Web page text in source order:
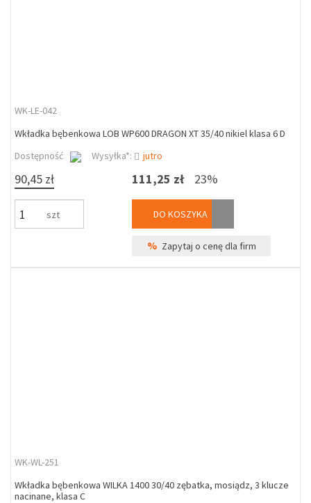
WK-LE-042
Wkładka bębenkowa LOB WP600 DRAGON XT 35/40 nikiel klasa 6 D
Dostępność
Wysyłka*: jutro
90,45 zł
szt
111,25 zł 23%
DO KOSZYKA
% Zapytaj o cenę dla firm
WK-WL-251
Wkładka bębenkowa WILKA 1400 30/40 zębatka, mosiądz, 3 klucze
nacinane, klasa C